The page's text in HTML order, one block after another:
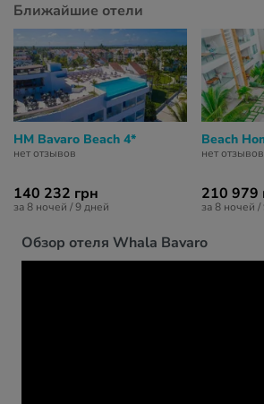
Обзор отеля Whala Bavaro
Ближайшие отели
HM Bavaro Beach 4*
нет отзывов
140 232 грн
за 8 ночей / 9 дней
Beach
нет отзывов
210 979
за 8 ночей /